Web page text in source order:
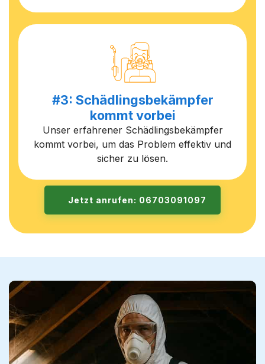
#3: Schädlingsbekämpfer
kommt vorbei
Unser erfahrener Schädlingsbekämpfer
kommt vorbei, um das Problem effektiv und
sicher zu lösen.
Jetzt anrufen: 06703091097